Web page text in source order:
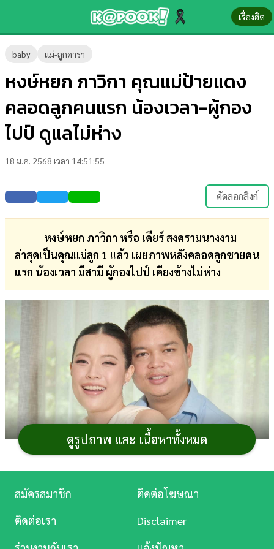
เรื่องฮิต
baby แม่-ลูกดารา
หงษ์หยก ภาวิกา คุณแม่ป้ายแดง
คลอดลูกคนแรก น้องเวลา-ผู้กอง
ไปป์ ดูแลไม่ห่าง
18 ม.ค. 2568 เวลา 14:51:55
คัดลอกลิงก์
หงษ์หยก ภาวิกา หรือ เดียร์ สงครามนางงาม
ล่าสุดเป็นคุณแม่ลูก 1 แล้ว เผยภาพหลังคลอดลูกชายคน
แรก น้องเวลา มีสามี ผู้กองไปป์ เคียงข้างไม่ห่าง
ดูรูปภาพ และ เนื้อหาทั้งหมด
ข่าว-
ความ
รู้
บันเทิง
ตรวจ
หวย
บอล
สด
บันเทิง
ดู
หนัง
สมัครสมาชิก
ติดต่อโฆษณา
ติดต่อเรา
Disclaimer